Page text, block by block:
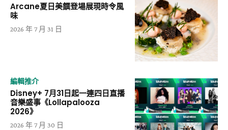
Arcane夏日美饌登場展現時令風
味
2026 年 7 月 31 日
編輯推介
Disney+ 7月31日起一連四日直播
音樂盛事《Lollapalooza
2026》
2026 年 7 月 30 日